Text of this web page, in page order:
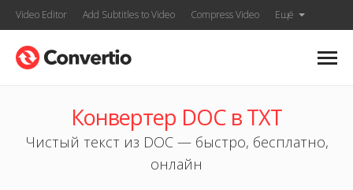
Video Editor Add Subtitles to Video Compress Video Ещё
Конвертер DOC в TXT
Чистый текст из DOC — быстро, бесплатно,
онлайн